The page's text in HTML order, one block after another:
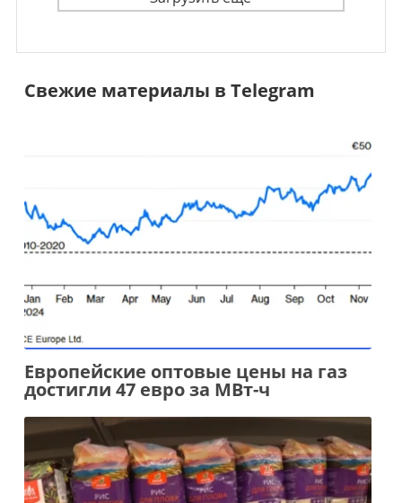
Свежие материалы в Telegram
Европейские оптовые цены на газ
достигли 47 евро за МВт-ч